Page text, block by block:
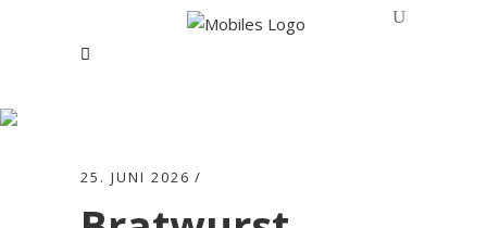
25. JUNI 2026